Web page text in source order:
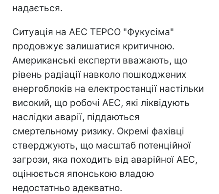
надається.
Ситуація на АЕС TEPCO "Фукусіма"
продовжує залишатися критичною.
Американські експерти вважають, що
рівень радіації навколо пошкоджених
енергоблоків на електростанції настільки
високий, що робочі АЕС, які ліквідують
наслідки аварії, піддаються
смертельному ризику. Окремі фахівці
стверджують, що масштаб потенційної
загрози, яка походить від аварійної АЕС,
оцінюється японською владою
недостатньо адекватно.